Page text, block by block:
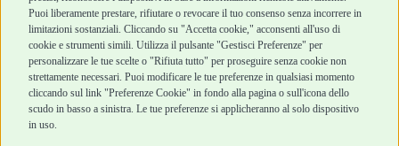
Puoi liberamente prestare, rifiutare o revocare il tuo consenso senza incorrere in
limitazioni sostanziali. Cliccando su "Accetta cookie," acconsenti all'uso di
cookie e strumenti simili. Utilizza il pulsante "Gestisci Preferenze" per
personalizzare le tue scelte o "Rifiuta tutto" per proseguire senza cookie non
strettamente necessari. Puoi modificare le tue preferenze in qualsiasi momento
cliccando sul link "Preferenze Cookie" in fondo alla pagina o sull'icona dello
scudo in basso a sinistra. Le tue preferenze si applicheranno al solo dispositivo
in uso.
Recensioni Feedaty
Robinson Pet Shop S.r.l.
Via V. Giovanni Schiaparelli, 21 – 47122 Forlì (FC)
P.iva 04095130409 | REA: FO 329541
info@robinsonpetshop.it | Tel. 0543 096850